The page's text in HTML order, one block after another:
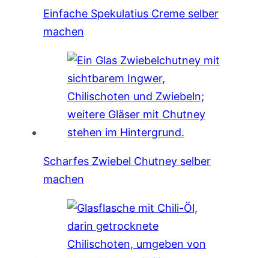
Einfache Spekulatius Creme selber
machen
Scharfes Zwiebel Chutney selber
machen